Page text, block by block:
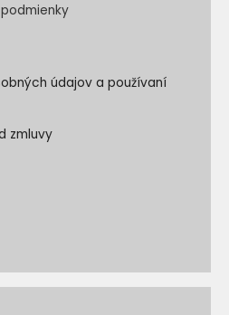
údajov a používaní
zmluvy